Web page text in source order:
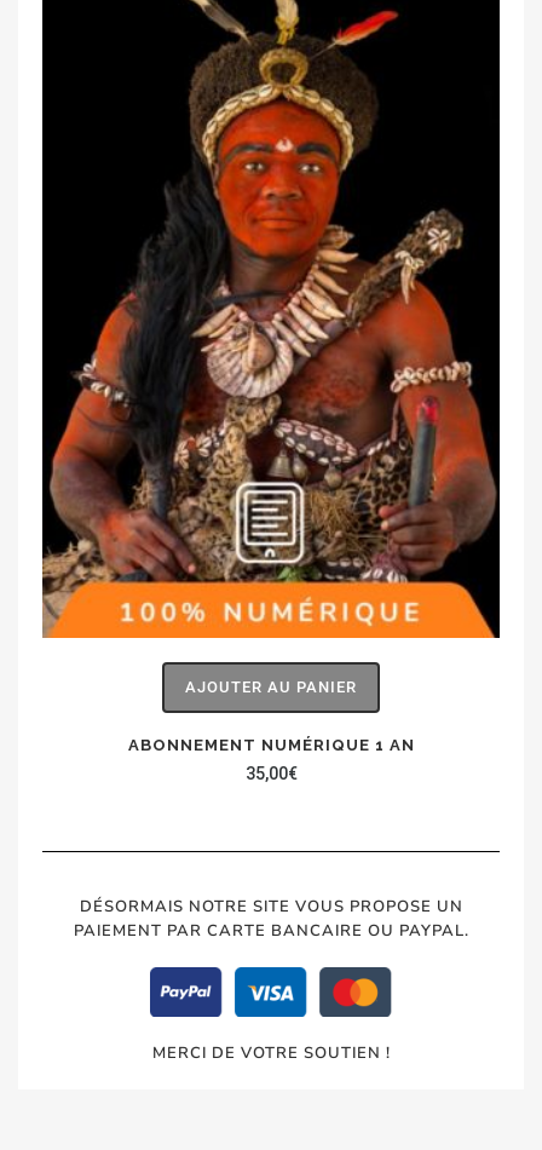
AJOUTER AU PANIER
ABONNEMENT NUMÉRIQUE 1 AN
35,00€
DÉSORMAIS NOTRE SITE VOUS PROPOSE UN
PAIEMENT PAR CARTE BANCAIRE OU PAYPAL.
MERCI DE VOTRE SOUTIEN !